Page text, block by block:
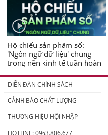
Hộ chiếu sản phẩm số:
'Ngôn ngữ dữ liệu' chung
trong nền kinh tế tuần hoàn
DIỄN ĐÀN CHÍNH SÁCH
CẢNH BÁO CHẤT LƯỢNG
THƯƠNG HIỆU HỘI NHẬP
HOTLINE: 0963.806.677